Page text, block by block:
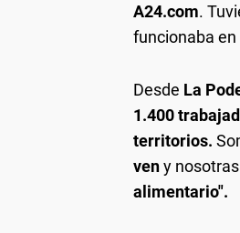
A24.com.
funcionaba en
Desde La
1.400
territorios.
veny
alimentario".